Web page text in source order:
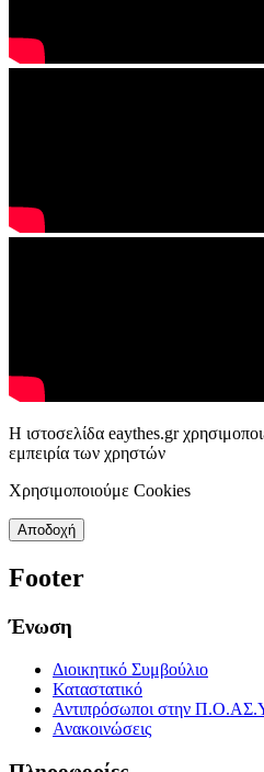
Η ιστοσελίδα eaythes.gr
εμπειρία των χρηστών
Χρησιμοποιούμε Cookies
Αποδοχή
Footer
Ένωση
Διοικητικό Συμβούλιο
Καταστατικό
Αντιπρόσωποι στην
Ανακοινώσεις